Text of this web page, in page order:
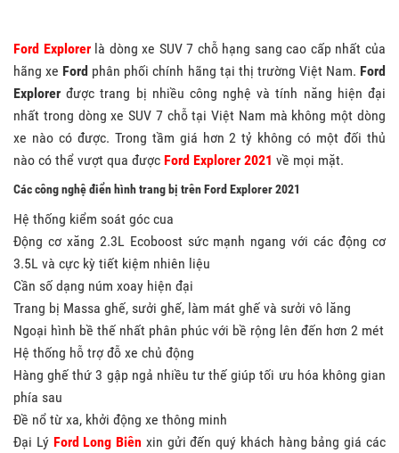
Ford Explorerlà dòng xe SUV 7 chỗ hạng sang cao cấp nhất của
hãng xe Ford phân phối chính hãng tại thị trường Việt Nam. Ford
Explorer được trang bị nhiều công nghệ và tính năng hiện đại
nhất trong dòng xe SUV 7 chỗ tại Việt Nam mà không một dòng
xe nào có được. Trong tầm giá hơn 2 tỷ không có một đối thủ
nào có thể vượt qua được Ford Explorer 2021 về mọi mặt.
Các công nghệ điển hình trang bị trên Ford Explorer 2021
Hệ thống kiểm soát góc cua
Động cơ xăng 2.3L Ecoboost sức mạnh ngang với các động cơ
3.5L và cực kỳ tiết kiệm nhiên liệu
Cần số dạng núm xoay hiện đại
Trang bị Massa ghế, sưởi ghế, làm mát ghế và sưởi vô lăng
Ngoại hình bề thế nhất phân phúc với bề rộng lên đến hơn 2 mét
Hệ thống hỗ trợ đỗ xe chủ động
Hàng ghế thứ 3 gập ngả nhiều tư thế giúp tối ưu hóa không gian
phía sau
Đề nổ từ xa, khởi động xe thông minh
Đại Lý Ford Long Biên xin gửi đến quý khách hàng bảng giá các